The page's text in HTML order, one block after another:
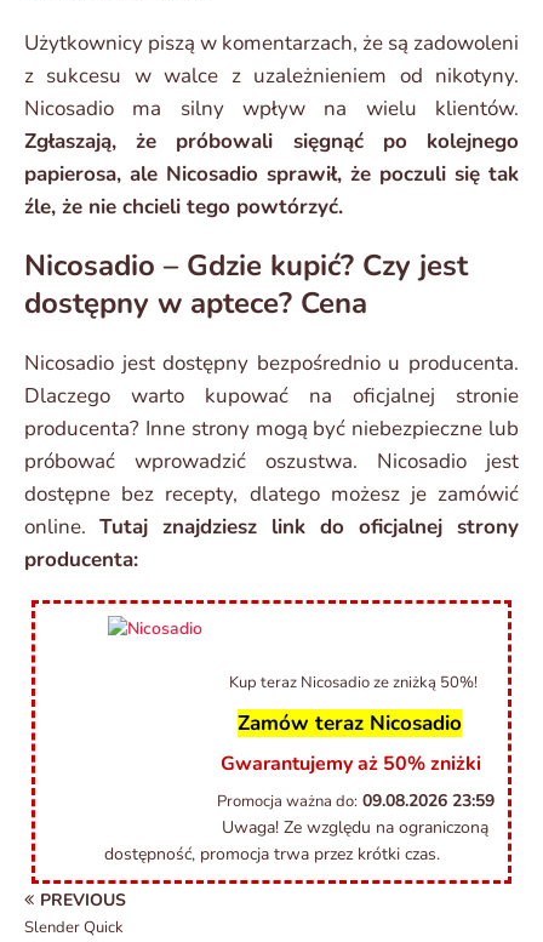
Użytkownicy piszą w komentarzach, że są zadowoleni
z sukcesu w walce z uzależnieniem od nikotyny.
Nicosadio ma silny wpływ na wielu klientów.
Zgłaszają, że próbowali sięgnąć po kolejnego
papierosa, ale Nicosadio sprawił, że poczuli się tak
źle, że nie chcieli tego powtórzyć.
Nicosadio – Gdzie kupić? Czy jest
dostępny w aptece? Cena
Nicosadio jest dostępny bezpośrednio u producenta.
Dlaczego warto kupować na oficjalnej stronie
producenta? Inne strony mogą być niebezpieczne lub
próbować wprowadzić oszustwa. Nicosadio jest
dostępne bez recepty, dlatego możesz je zamówić
online. Tutaj znajdziesz link do oficjalnej strony
producenta:
Kup teraz Nicosadio ze zniżką 50%!
Zamów teraz Nicosadio
Gwarantujemy aż 50% zniżki
Promocja ważna do: 09.08.2026 23:59
Uwaga! Ze względu na ograniczoną
dostępność, promocja trwa przez krótki czas.
PREVIOUS
Slender Quick